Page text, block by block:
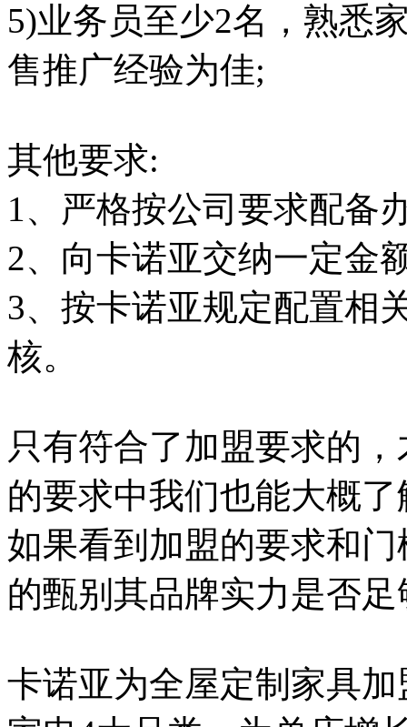
5)业务员至少2名，熟悉
售推广经验为佳;
其他要求:
1、严格按公司要求配备
2、向卡诺亚交纳一定金
3、按卡诺亚规定配置相
核。
只有符合了加盟要求的
的要求中我们也能大概
如果看到加盟的要求和
的甄别其品牌实力是否
卡诺亚为全屋定制家具